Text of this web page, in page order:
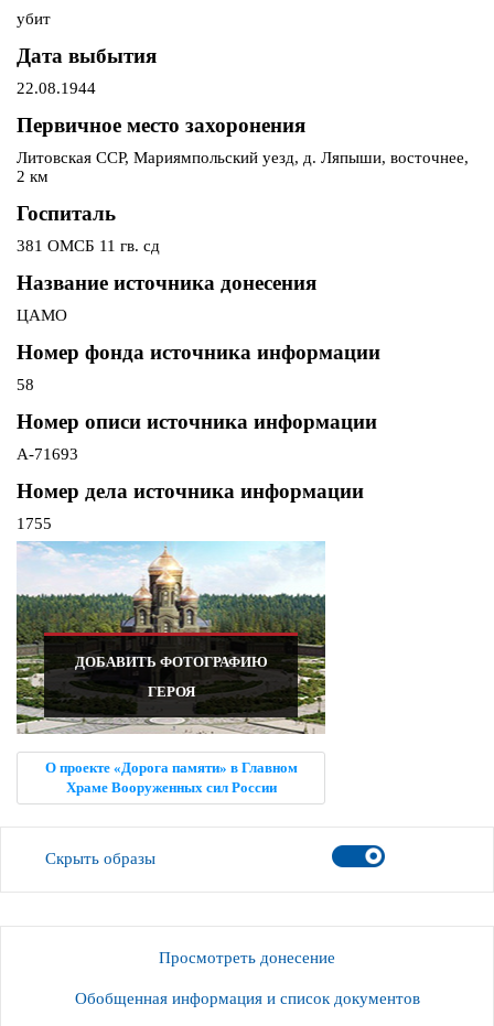
убит
Дата выбытия
22.08.1944
Первичное место захоронения
Литовская ССР, Мариямпольский уезд, д. Ляпыши, восточнее,
2 км
Госпиталь
381 ОМСБ 11 гв. сд
Название источника донесения
ЦАМО
Номер фонда источника информации
58
Номер описи источника информации
А-71693
Номер дела источника информации
1755
ДОБАВИТЬ ФОТОГРАФИЮ
ГЕРОЯ
О проекте «Дорога памяти» в Главном
Храме Вооруженных сил России
Скрыть образы
Просмотреть донесение
Обобщенная информация и список документов